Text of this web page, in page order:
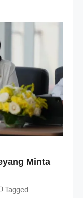
Minta
Tagged